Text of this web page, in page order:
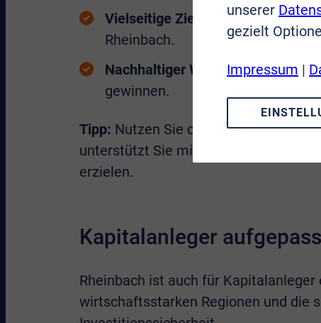
Vielseitige Zielgruppen:Familien,
Rheinbach.
Nachhaltiger Wertezuwachs:
gewinnen.
Tipp: Nutzen Sie den aktuellen
unterstützt Sie mit einer kostenlosen
erzielen.
Kapitalanleger
Rheinbach ist auch für
wirtschaftsstarken Regionen und die
unserer
gezielt
Impressum |